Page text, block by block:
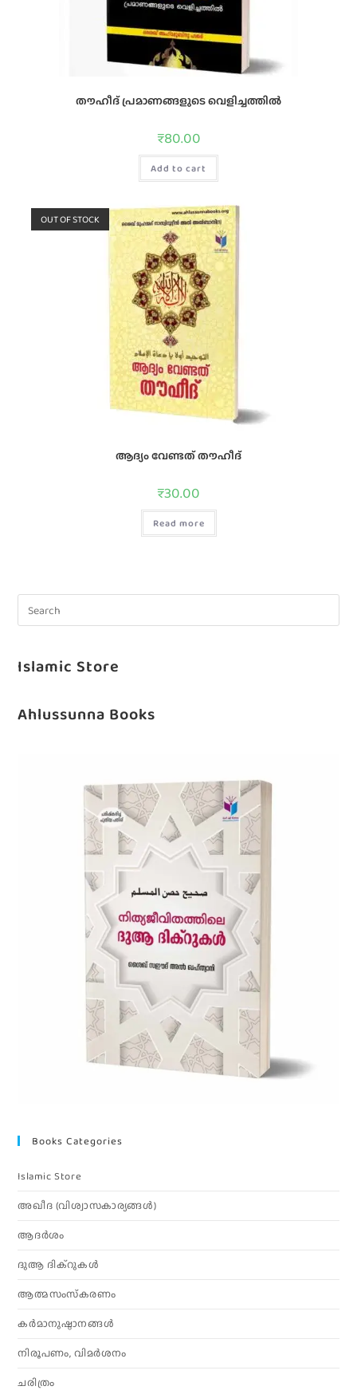
തൗഹീദ്‌ പ്രമാണങ്ങളുടെ വെളിച്ചത്തില്‍
₹80.00
Add to cart
OUT OF STOCK
ആദ്യം വേണ്ടത്‌ തൗഹീദ്‌
₹30.00
Read more
Islamic Store
Ahlussunna Books
Books Categories
Islamic Store
അഖീദ (വിശ്വാസകാര്യങ്ങള്‍)
ആദര്‍ശം
ദുആ ദിക്റുകൾ
ആത്മസംസ്‌കരണം
കര്‍മാനുഷ്ഠാനങ്ങള്‍
നിരൂപണം, വിമര്‍ശനം
ചരിത്രം